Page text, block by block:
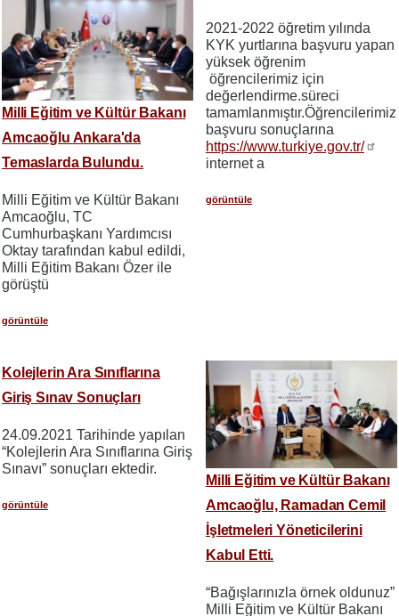
Milli Eğitim ve Kültür Bakanı
Amcaoğlu Ankara'da
Temaslarda Bulundu.
Milli Eğitim ve Kültür Bakanı
Amcaoğlu, TC
Cumhurbaşkanı Yardımcısı
Oktay tarafından kabul edildi,
Milli Eğitim Bakanı Özer ile
görüştü
görüntüle
2021-2022 öğretim yılında
KYK yurtlarına başvuru yapan
yüksek öğrenim
öğrencilerimiz için
değerlendirme.süreci
tamamlanmıştır.Öğrencilerimiz
başvuru sonuçlarına
https://www.turkiye.gov.tr/
internet a
görüntüle
Kolejlerin Ara Sınıflarına
Giriş Sınav Sonuçları
24.09.2021 Tarihinde yapılan
“Kolejlerin Ara Sınıflarına Giriş
Sınavı” sonuçları ektedir.
görüntüle
Milli Eğitim ve Kültür Bakanı
Amcaoğlu, Ramadan Cemil
İşletmeleri Yöneticilerini
Kabul Etti.
“Bağışlarınızla örnek oldunuz”
Milli Eğitim ve Kültür Bakanı